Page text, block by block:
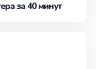
за 40 минут